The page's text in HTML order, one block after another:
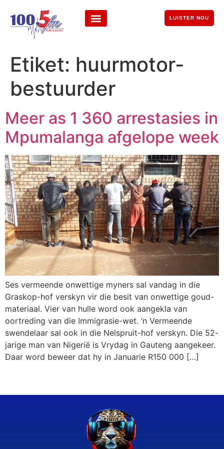
LUISTER NOU
Etiket: huurmotor-
bestuurder
Meer as 1 360 arrestasies in
Mpumalanga afgelope week
Ses vermeende onwettige myners sal vandag in die
Graskop-hof verskyn vir die besit van onwettige goud-
materiaal. Vier van hulle word ook aangekla van
oortreding van die Immigrasie-wet. ‘n Vermeende
swendelaar sal ook in die Nelspruit-hof verskyn. Die 52-
jarige man van Nigerië is Vrydag in Gauteng aangekeer.
Daar word beweer dat hy in Januarie R150 000 […]